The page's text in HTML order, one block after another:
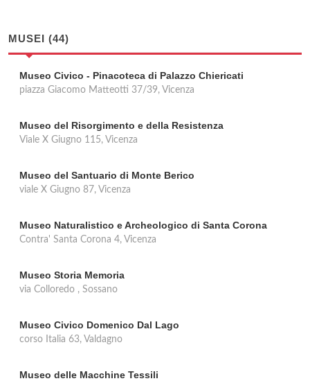
MUSEI (44)
Museo Civico - Pinacoteca di Palazzo Chiericati
piazza Giacomo Matteotti 37/39, Vicenza
Museo del Risorgimento e della Resistenza
Viale X Giugno 115, Vicenza
Museo del Santuario di Monte Berico
viale X Giugno 87, Vicenza
Museo Naturalistico e Archeologico di Santa Corona
Contra' Santa Corona 4, Vicenza
Museo Storia Memoria
via Colloredo , Sossano
Museo Civico Domenico Dal Lago
corso Italia 63, Valdagno
Museo delle Macchine Tessili